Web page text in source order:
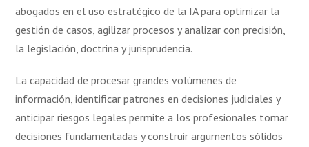
abogados en el uso estratégico de la IA para optimizar la
gestión de casos, agilizar procesos y analizar con precisión,
la legislación, doctrina y jurisprudencia.
La capacidad de procesar grandes volúmenes de
información, identificar patrones en decisiones judiciales y
anticipar riesgos legales permite a los profesionales tomar
decisiones fundamentadas y construir argumentos sólidos